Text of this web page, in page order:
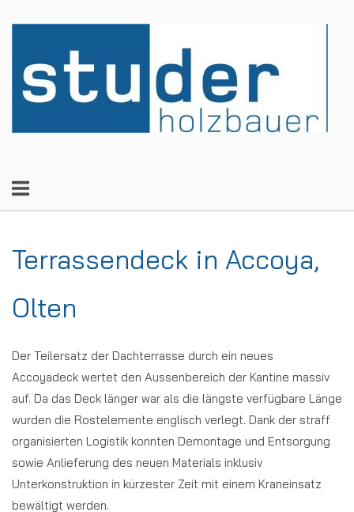
Terrassendeck in Accoya,
Olten
Der Teilersatz der Dachterrasse durch ein neues
Accoyadeck wertet den Aussenbereich der Kantine massiv
auf. Da das Deck länger war als die längste verfügbare Länge
wurden die Rostelemente englisch verlegt. Dank der straff
organisierten Logistik konnten Demontage und Entsorgung
sowie Anlieferung des neuen Materials inklusiv
Unterkonstruktion in kürzester Zeit mit einem Kraneinsatz
bewältigt werden.